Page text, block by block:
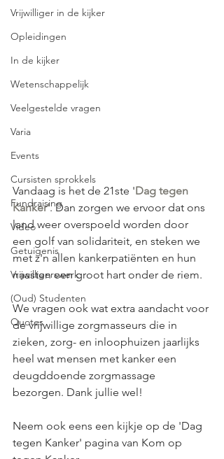
Vrijwilliger in de kijker
Opleidingen
In de kijker
Wetenschappelijk
Veelgestelde vragen
Varia
Events
Cursisten sprokkels
Fundraising
Video
Getuigenis
Vrijwilligerswerk
(Oud) Studenten
Quotes
Vandaag is het de 21ste 'Dag tegen
Kanker'. Dan zorgen we ervoor dat ons
land weer overspoeld worden door
een golf van solidariteit, en steken we
met z'n allen kankerpatiënten en hun
naasten een groot hart onder de riem.
We vragen ook wat extra aandacht voor
de vrijwillige zorgmasseurs die in
zieken, zorg- en inloophuizen jaarlijks
heel wat mensen met kanker een
deugddoende zorgmassage
bezorgen. Dank jullie wel!
Neem ook eens een kijkje op de 'Dag
tegen Kanker' pagina van Kom op